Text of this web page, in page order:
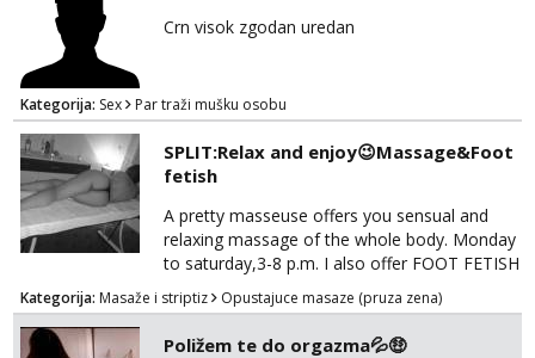
Crn visok zgodan uredan
Kategorija: Sex Par traži mušku osobu
SPLIT:Relax and enjoy😉Massage&Foot
fetish
A pretty masseuse offers you sensual and
relaxing massage of the whole body. Monday
to saturday,3-8 p.m. I also offer FOOT FETISH
for lovers of beautiful feets👣👠👡👢 Calls
only,no messages! *NO SEX *PRIORITY IS
GIVEN TO REGULAR CLIENTS
Kategorija: Masaže i striptiz Opustajuce masaze (pruza zena)
Poližem te do orgazma💦🤑